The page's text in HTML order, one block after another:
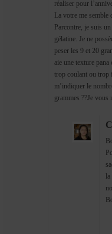
réaliser pour
La votre me
Parcontre, je suis
gélatine. Je ne
peser les 9 et 20
aie une texture pana
trop coulant ou trop
m’indiquer le
grammes ??Je vous